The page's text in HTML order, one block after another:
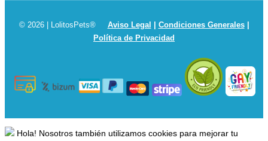
© 2026 | LolitosPets® Aviso Legal Condiciones Generales|
Política de Privacidad
Hola! Nosotros también utilizamos cookies para mejorar tu